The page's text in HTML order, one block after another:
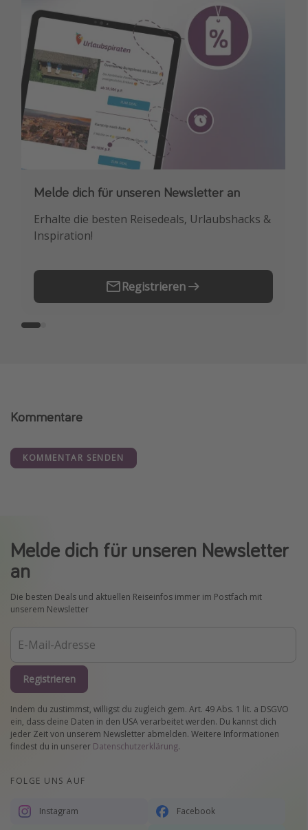
Melde dich für unseren Newsletter an
Erhalte die besten Reisedeals, Urlaubshacks &
Inspiration!
Registrieren
Downloade unsere App
Buche die besten Reiseschnäppchen als
Erstes.
Kommentare
KOMMENTAR SENDEN
Melde dich für unseren Newsletter
an
Die besten Deals und aktuellen Reiseinfos immer im Postfach mit
unserem Newsletter
Registrieren
Indem du zustimmst, willigst du zugleich gem. Art. 49 Abs. 1 lit. a DSGVO
ein, dass deine Daten in den USA verarbeitet werden. Du kannst dich
jeder Zeit von unserem Newsletter abmelden. Weitere Informationen
findest du in unserer Datenschutzerklärung.
FOLGE UNS AUF
Instagram Facebook